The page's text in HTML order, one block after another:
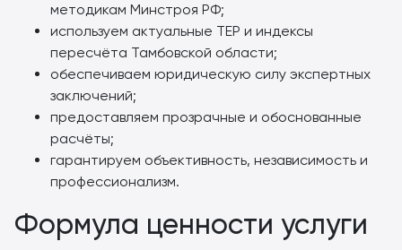
методикам Минстроя РФ;
используем актуальные ТЕР и индексы
пересчёта Тамбовской области;
обеспечиваем юридическую силу экспертных
заключений;
предоставляем прозрачные и обоснованные
расчёты;
гарантируем объективность, независимость и
профессионализм.
Формула ценности услуги